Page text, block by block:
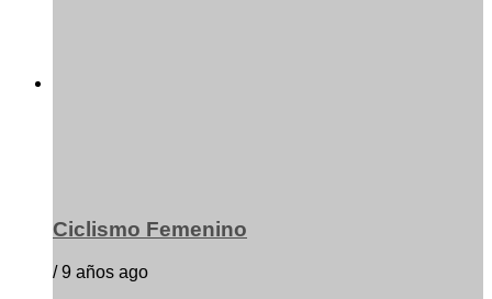
Ciclismo Femenino
/ 9 años ago